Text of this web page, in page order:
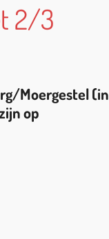
2/3
Moergestel (in
op